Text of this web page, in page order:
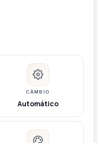
CÂMBIO
Automático